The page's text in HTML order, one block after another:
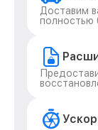
Доставим
полностью